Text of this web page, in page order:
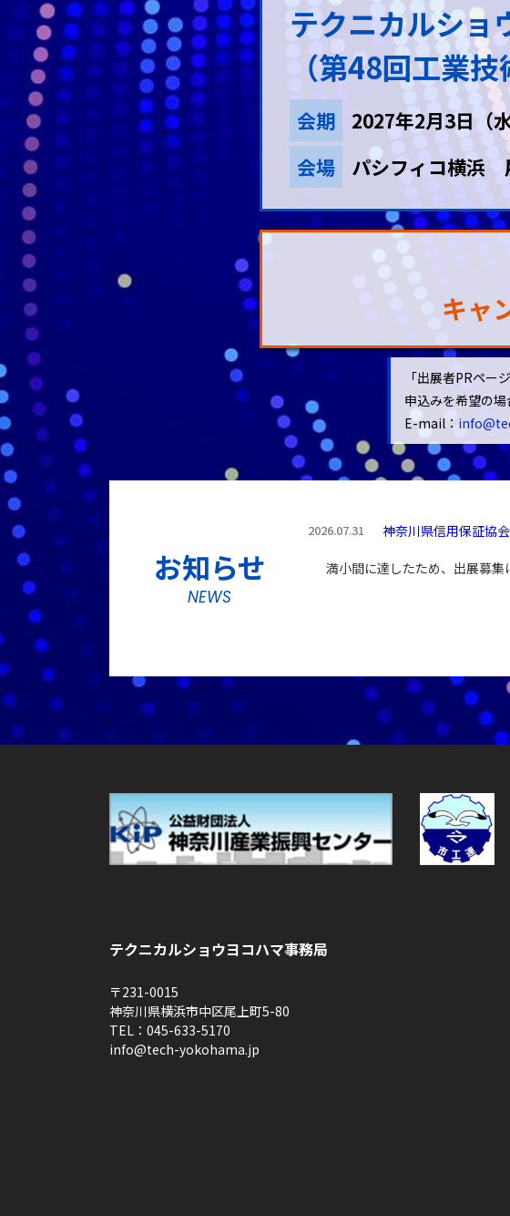
テクニカルショ
（第48回工業
会期
2027年2月3日（
会場
パシフィコ横浜
キャ
「出展者PRペー
申込みを希望の場
E-mail：
お知らせ
NEWS
2026.07.31 神奈川県信用保証協
満小間に達したため、出展募
テクニカルショウヨコハマ事務局
〒231-0015
神奈川県横浜市中区尾上町5-80
TEL：045-633-5170
info@tech-yokohama.jp